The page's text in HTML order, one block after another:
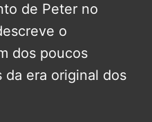
de Peter no
o
dos poucos
era original dos